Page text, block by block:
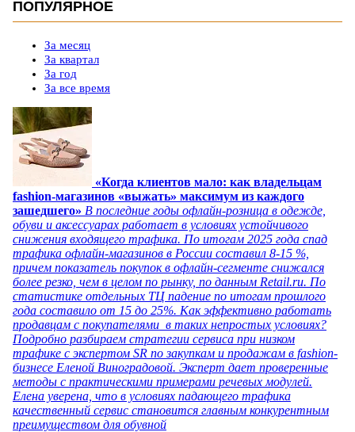
ПОПУЛЯРНОЕ
За месяц
За квартал
За год
За все время
«Когда клиентов мало: как владельцам
fashion-магазинов «выжать» максимум из каждого
зашедшего» В последние годы офлайн-розница в одежде,
обуви и аксессуарах работает в условиях устойчивого
снижения входящего трафика. По итогам 2025 года спад
трафика офлайн-магазинов в России составил 8-15 %,
причем показатель покупок в офлайн-сегменте снижался
более резко, чем в целом по рынку, по данным Retail.ru. По
статистике отдельных ТЦ падение по итогам прошлого
года составило от 15 до 25%. Как эффективно работать
продавцам с покупателями в таких непростых условиях?
Подробно разбираем стратегии сервиса при низком
трафике с экспертом SR по закупкам и продажам в fashion-
бизнесе Еленой Виноградовой. Эксперт дает проверенные
методы с практическими примерами речевых модулей.
Елена уверена, что в условиях падающего трафика
качественный сервис становится главным конкурентным
преимуществом для обувной